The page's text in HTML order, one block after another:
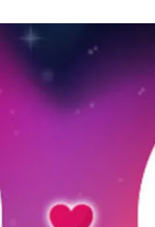
นุกโซเชียลได้ที่